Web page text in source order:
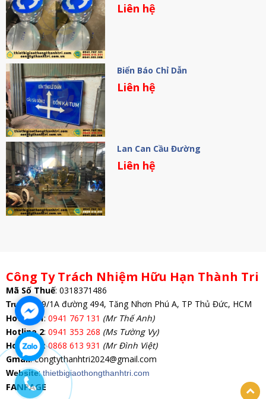
Liên hệ
Biển Báo Chỉ Dẫn
Liên hệ
Lan Can Cầu Đường
Liên hệ
Công Ty Trách Nhiệm Hữu Hạn Thành Tri
Mã Số Thuế: 0318371486
Trụ Sở: 69/1A đường 494, Tăng Nhơn Phú A, TP Thủ Đức, HCM
Hotline 1: 0941 767 131 (Mr Thế Anh)
Hotline 2: 0941 353 268 (Ms Tường Vy)
Hotline 3:0868 613 931 (Mr Đình Việt)
Gmail: congtythanhtri2024@gmail.com
Website:thietbigiaothongthanhtri.com
FANPAGE